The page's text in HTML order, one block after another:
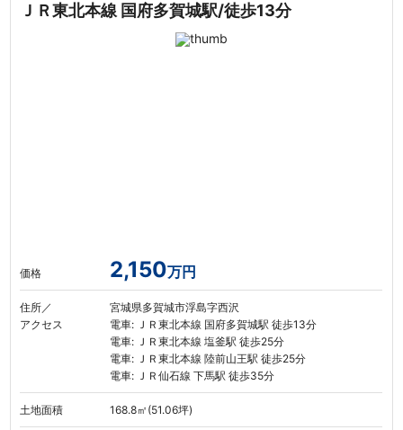
ＪＲ東北本線 国府多賀城駅/徒歩13分
価格 2,150万円
住所／
アクセス
宮城県多賀城市浮島字西沢
電車: ＪＲ東北本線 国府多賀城駅 徒歩13分
電車: ＪＲ東北本線 塩釜駅 徒歩25分
電車: ＪＲ東北本線 陸前山王駅 徒歩25分
電車: ＪＲ仙石線 下馬駅 徒歩35分
土地面積 168.8㎡(51.06坪)